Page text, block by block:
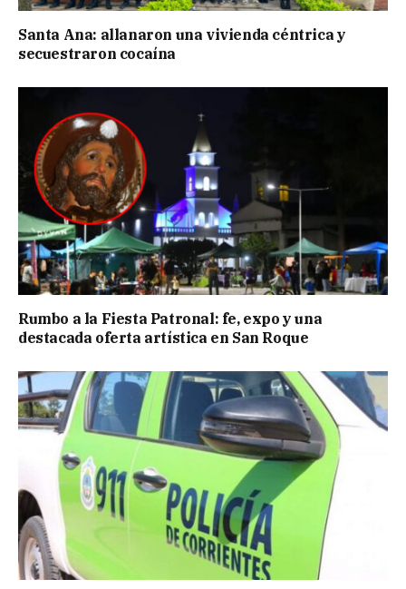
Santa Ana: allanaron una vivienda céntrica y
secuestraron cocaína
Rumbo a la Fiesta Patronal: fe, expo y una
destacada oferta artística en San Roque